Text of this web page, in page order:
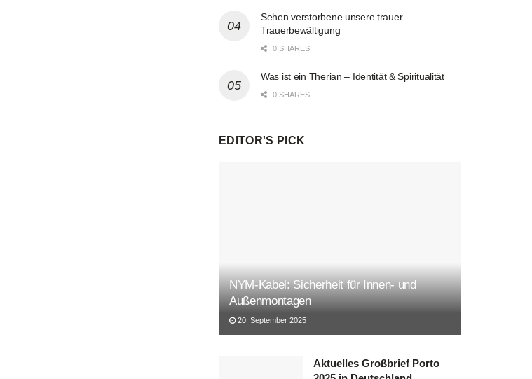
Sehen verstorbene unsere trauer –
Trauerbewältigung
0 SHARES
Was ist ein Therian – Identität & Spiritualität
0 SHARES
EDITOR'S PICK
NYM-Kabel: Sicherheit für Innen- und
Außenmontagen
20. September 2025
Aktuelles Großbrief Porto